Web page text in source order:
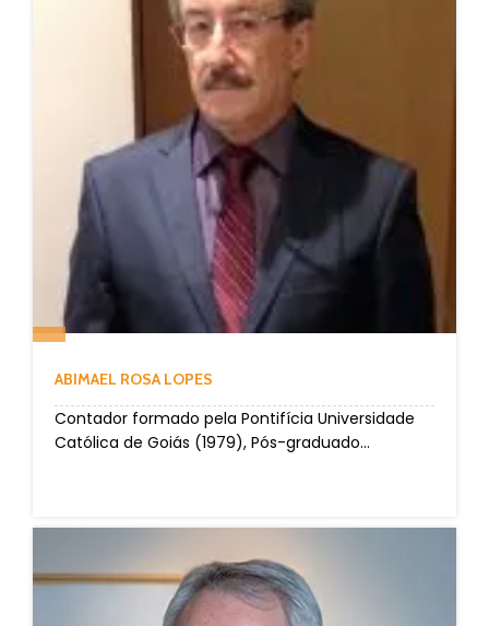
ABIMAEL ROSA LOPES
Contador formado pela Pontifícia Universidade
Católica de Goiás (1979), Pós-graduado...